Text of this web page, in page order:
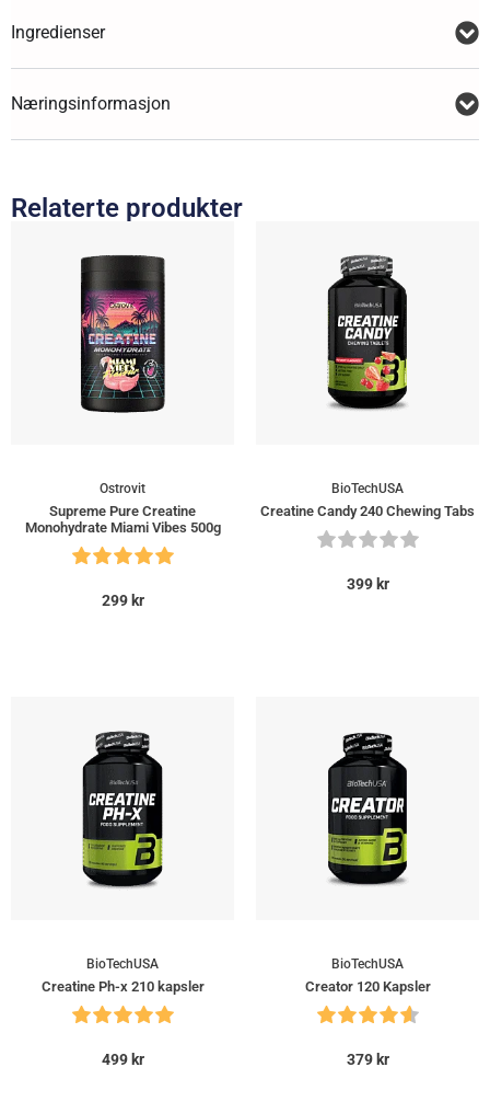
Ingredienser
Næringsinformasjon
Relaterte produkter
Ostrovit
Supreme Pure Creatine
Monohydrate Miami Vibes 500g
299kr
BioTechUSA
Creatine Candy 240 Chewing Tabs
399kr
BioTechUSA
Creatine Ph-x 210 kapsler
499kr
BioTechUSA
Creator 120 Kapsler
379kr